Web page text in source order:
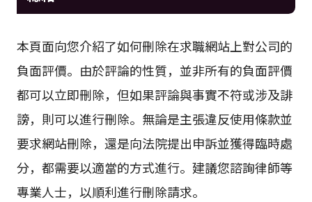
本頁面向您介紹了如何刪除在求職網站上對公司的
負面評價。由於評論的性質，並非所有的負面評價
都可以立即刪除，但如果評論與事實不符或涉及誹
謗，則可以進行刪除。無論是主張違反使用條款並
要求網站刪除，還是向法院提出申訴並獲得臨時處
分，都需要以適當的方式進行。建議您諮詢律師等
專業人士，以順利進行刪除請求。